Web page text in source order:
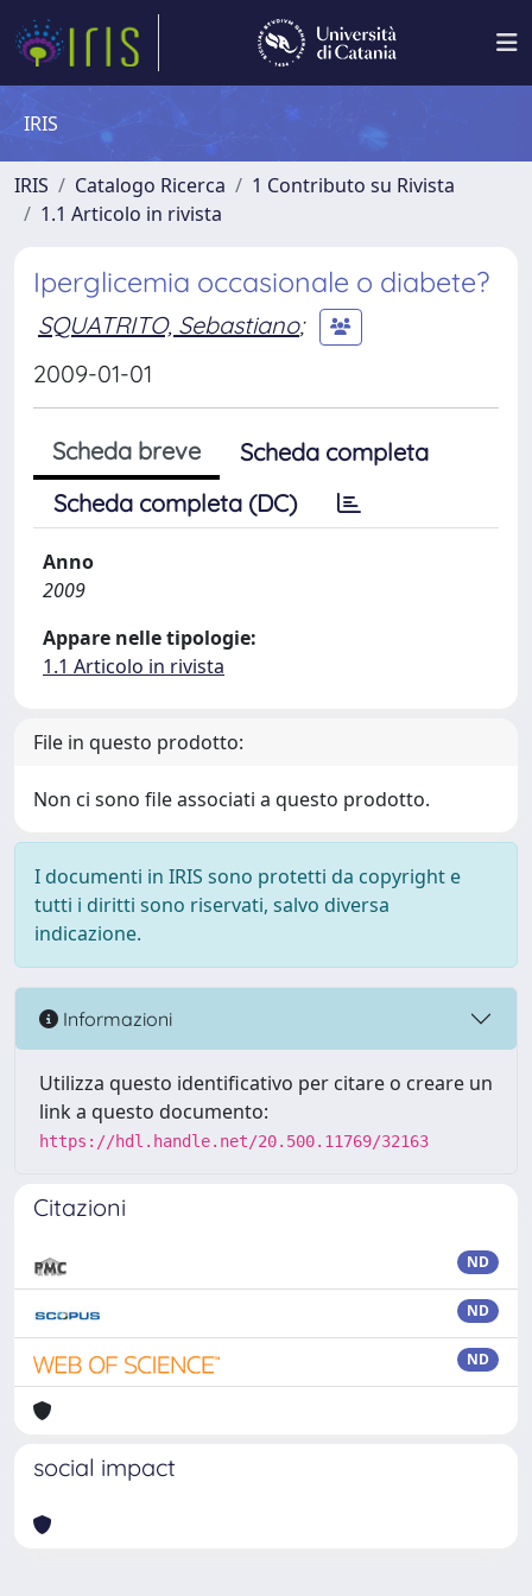
IRIS
IRIS Catalogo Ricerca
1 Contributo su Rivista
1.1 Articolo in rivista
Iperglicemia occasionale o diabete?
SQUATRITO, Sebastiano;
2009-01-01
Scheda breve
Scheda completa
Scheda completa (DC)
Anno
2009
Appare nelle tipologie:
1.1 Articolo in rivista
File in questo prodotto:
Non ci sono file associati a questo prodotto.
I documenti in IRIS sono protetti da copyright e
tutti i diritti sono riservati, salvo diversa
indicazione.
Informazioni
Utilizza questo identificativo per citare o creare un
link a questo documento:
https://hdl.handle.net/20.500.11769/32163
Citazioni
ND
ND
ND
social impact